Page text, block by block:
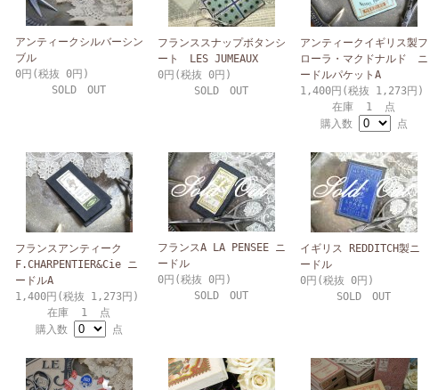
アンティークシルバーシン
ブル
0円(税抜 0円)
SOLD OUT
フランススナップボタンシ
ート LES JUMEAUX
0円(税抜 0円)
SOLD OUT
アンティークイギリス製フ
ローラ・マクドナルド ニ
ードルパケットA
1,400円(税抜 1,273円)
在庫 1 点
購入数
点
フランスアンティーク
F.CHARPENTIER&Cie ニ
ードルA
1,400円(税抜 1,273円)
在庫 1 点
購入数
点
フランスA LA PENSEE ニ
ードル
0円(税抜 0円)
SOLD OUT
イギリス REDDITCH製ニ
ードル
0円(税抜 0円)
SOLD OUT